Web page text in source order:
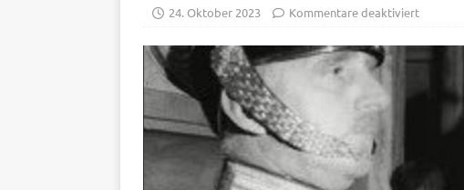
24. Oktober 2023 Kommentare deaktiviert